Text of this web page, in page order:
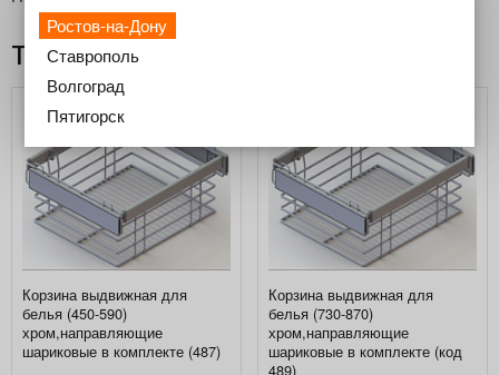
Товары из этой категории
Корзина выдвижная для
белья (450-590)
хром,направляющие
шариковые в комплекте (487)
Корзина выдвижная для
белья (730-870)
хром,направляющие
шариковые в комплекте (код
489)
Ростов-на-Дону
Ставрополь
Волгоград
Пятигорск